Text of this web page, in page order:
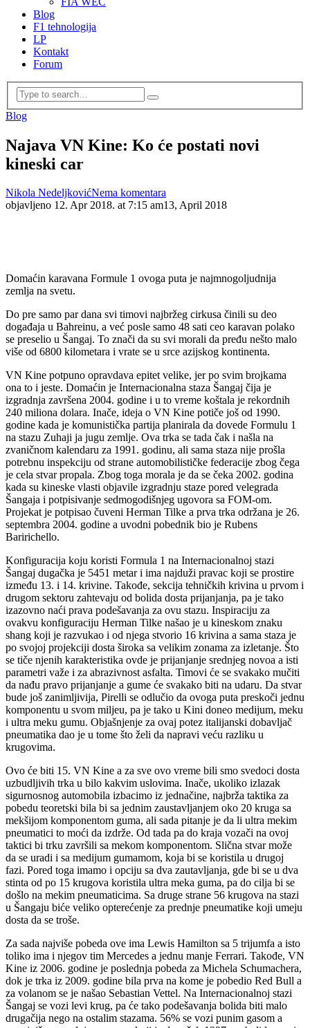
Blog
F1 tehnologija
LP
Kontakt
Forum
Blog
Najava VN Kine: Ko će postati novi
kineski car
Nikola NedeljkovićNema komentara
objavljeno 12. Apr 2018. at 7:15 am13, April 2018
Domaćin karavana Formule 1 ovoga puta je najmnogoljudnija
zemlja na svetu.
Do pre samo par dana svi timovi najbržeg cirkusa činili su deo
događaja u Bahreinu, a već posle samo 48 sati ceo karavan polako
se preselio u Šangaj. To znači da su svi morali da pređu nešto malo
više od 6800 kilometara i vrate se u srce azijskog kontinenta.
VN Kine potpuno opravdava epitet velike, jer po svim brojkama
ona to i jeste. Domaćin je Internacionalna staza Šangaj čija je
izgradnja završena 2004. godine i u to vreme koštala je rekordnih
240 miliona dolara. Inače, ideja o VN Kine potiče još od 1990.
godine kada je komunistička partija planirala da dovede Formulu 1
na stazu Zuhaji ja jugu zemlje. Ova trka se tada čak i našla na
zvaničnom kalendaru za 1991. godinu, ali sama staza nije prošla
potrebnu inspekciju od strane automobilističke federacije zbog čega
je cela stvar propala. Zbog toga morala je da se čeka 2002. godina
kada su kineske vlasti objavile izgradnju staze pored velegrada
Šangaja i potpisivanje sedmogodišnjeg ugovora sa FOM-om.
Projekat je potpisao čuveni Herman Tilke a prva trka održana je 26.
septembra 2004. godine a uvodni pobednik bio je Rubens
Baririchello.
Konfiguracija koju koristi Formula 1 na Internacionalnoj stazi
Šangaj dugačka je 5451 metar i ima najduži pravac koji se prostire
između 13. i 14. krivine. Takođe, sekcija tehničkih krivina u prvom i
drugom sektoru zahtevaju od bolida dosta prijanjanja, pa je tako
izazovno naći prava podešavanja za ovu stazu. Inspiraciju za
ovakvu konfiguraciju Herman Tilke našao je u kineskom znaku
shang koji je razvukao i od njega stvorio 16 krivina a sama staza je
po svojoj projekciji dosta široka sa velikim zonama za izletanje. Što
se tiče njenih karakteristika ovde je prijanjanje srednjeg novoa a isti
parametri važe i za abrazivnost asfalta. Timovi će se svakako mučiti
da nađu pravo prijanjanje a gume će svakako biti na udaru. Da stvar
bude još zanimljivija, Pirelli se odlučio da ovoga puta preskoči jednu
komponentu u svom miljeu, pa je tako u Kini doneo medijum, meku
i ultra meku gumu. Objašnjenje za ovaj potez italijanski dobavljač
pneumatika dao je u tome što želi da napravi veću razliku u
krugovima.
Ovo će biti 15. VN Kine a za sve ovo vreme bili smo svedoci dosta
uzbudljivih trka u bilo kakvim uslovima. Inače, ukoliko izlazak
sigurnosnog automobila izbacimo iz jednačine, najbrža taktika za
pobedu teoretski bila bi sa jednim zaustavljanjem oko 20 kruga sa
mekšijom komponentom guma, ali sada pitanje je da li ultra mekim
pneumatici to moći da izdrže. Od tada pa do kraja vozači na ovoj
taktici bi trku završili sa mekom komponentom. Slična stvar može
da se uradi i sa medijum gumamom, koja bi se koristila u drugoj
fazi. Pored toga imamo i opciju sa dva zautavljanja, gde bi se u dva
stinta od po 15 krugova koristila ultra meka guma, pa do cilja bi se
došlo na mekim pneumaticima. Sa druge strane 56 krugova na stazi
u Šangaju biće veliko opterećenje za prednje pneumatike koji umeju
dosta da se troše.
Za sada najviše pobeda ove ima Lewis Hamilton sa 5 trijumfa a isto
toliko ima i njegov tim Mercedes a jednu manje Ferrari. Takođe, VN
Kine iz 2006. godine je poslednja pobeda za Michela Schumachera,
dok je trka iz 2009. godine bila prva na kome je pobedio Red Bull a
za volanom se je našao Sebastian Vettel. Na Internacionalnoj stazi
Šangaj se vozi levi krug, pa će tako podešavanja bolida biti malo
drugačija nego na ostalim stazama. 56% se vozi punim gasom a